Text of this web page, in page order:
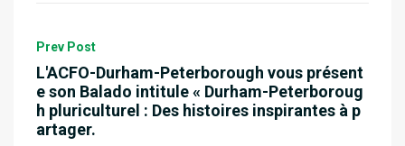
Prev Post
L'ACFO-Durham-Peterborough vous présent
e son Balado intitule « Durham-Peterboroug
h pluriculturel : Des histoires inspirantes à p
artager.